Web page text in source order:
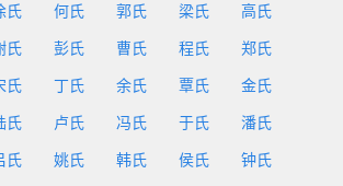
氏 何氏 郭氏 梁氏 高氏
氏 彭氏 曹氏 程氏 郑氏
氏 丁氏 余氏 覃氏 金氏
氏 卢氏 冯氏 于氏 潘氏
氏 姚氏 韩氏 侯氏 钟氏